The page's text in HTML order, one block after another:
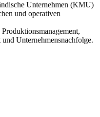
Unternehmen (KMU)
und operativen
Unternehmensnachfolge.